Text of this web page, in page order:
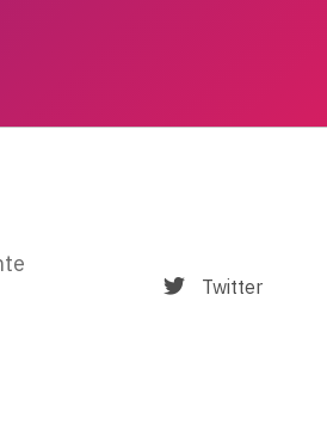
Twitter